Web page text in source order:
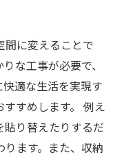
間に変えることで
な工事が必要で、
適な生活を実現す
すめします。 例え
り替えたりするだ
ます。また、収納